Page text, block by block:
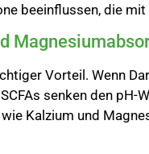
beeinflussen, die
Vorteil. Wenn
senken den
Kalzium und